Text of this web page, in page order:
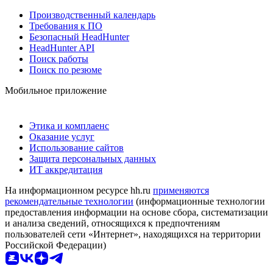
Производственный календарь
Требования к ПО
Безопасный HeadHunter
HeadHunter API
Поиск работы
Поиск по резюме
Мобильное приложение
Этика и комплаенс
Оказание услуг
Использование сайтов
Защита персональных данных
ИТ аккредитация
На информационном ресурсе hh.ru применяются
рекомендательные технологии (информационные технологии
предоставления информации на основе сбора, систематизации
и анализа сведений, относящихся к предпочтениям
пользователей сети «Интернет», находящихся на территории
Российской Федерации)